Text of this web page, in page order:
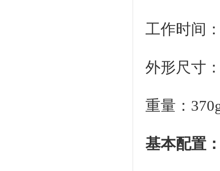
工作时间
外形尺寸
重量：
基本配置